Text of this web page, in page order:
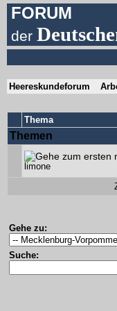
FORUM
der
Heereskundeforum
Thema
Themen
limone
Gehe zu:
Suche: